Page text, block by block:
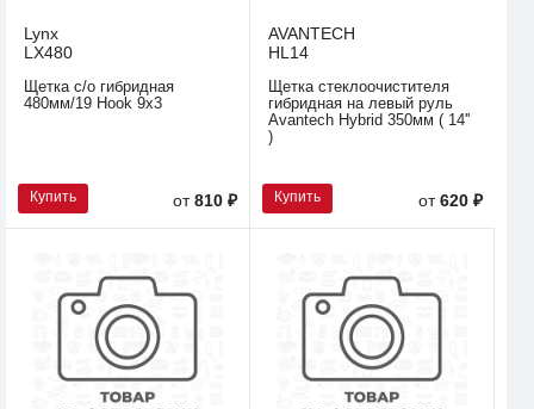
Lynx
LX480
Щетка с/о гибридная
480мм/19 Hook 9х3
Купить от810 ₽
AVANTECH
HL14
Щетка стеклоочистителя
гибридная на левый руль
Avantech Hybrid 350мм ( 14''
)
Купить от620 ₽